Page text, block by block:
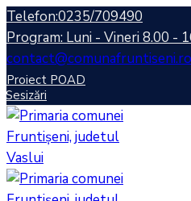
Telefon:0235/709490
Program: Luni - Vineri 8.00 -
contact@comunafruntiseni.ro
Proiect POAD
Sesizări